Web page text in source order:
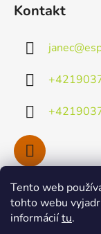
Tento web
tohto webu
informáciítu.
Kontakt
janec@
Facebook